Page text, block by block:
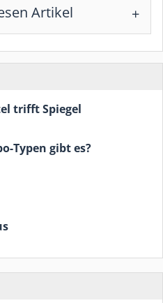
Artikel
trifft Spiegel
Typen gibt es?